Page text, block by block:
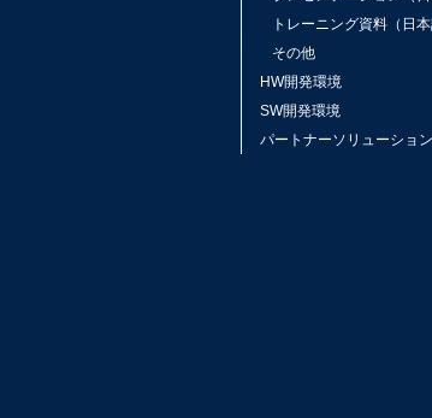
トレーニング資料（日
その他
HW開発環境
SW開発環境
パートナーソリューション